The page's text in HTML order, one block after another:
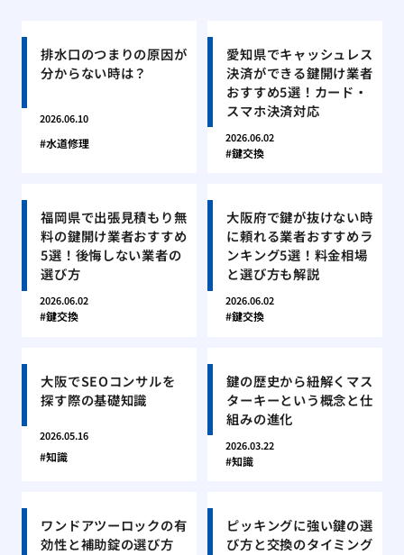
排水口のつまりの原因が
分からない時は？
2026.06.10
水道修理
愛知県でキャッシュレス
決済ができる鍵開け業者
おすすめ5選！カード・
スマホ決済対応
2026.06.02
鍵交換
福岡県で出張見積もり無
料の鍵開け業者おすすめ
5選！後悔しない業者の
選び方
2026.06.02
鍵交換
大阪府で鍵が抜けない時
に頼れる業者おすすめラ
ンキング5選！料金相場
と選び方も解説
2026.06.02
鍵交換
大阪でSEOコンサルを
探す際の基礎知識
2026.05.16
知識
鍵の歴史から紐解くマス
ターキーという概念と仕
組みの進化
2026.03.22
知識
ワンドアツーロックの有
効性と補助錠の選び方
ピッキングに強い鍵の選
び方と交換のタイミング